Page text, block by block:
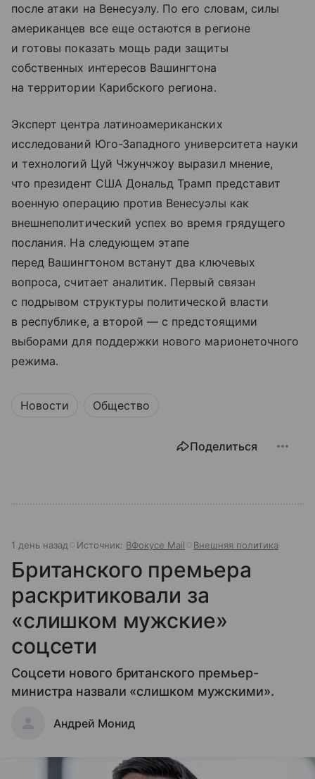
после атаки на Венесуэлу. По его словам, силы
американцев все еще остаются в регионе
и готовы показать мощь ради защиты
собственных интересов Вашингтона
на территории Карибского региона.
Эксперт центра латиноамериканских
исследований Юго-Западного университета науки
и технологий Цуй Чжунчжоу выразил мнение,
что президент США Дональд Трамп представит
военную операцию против Венесуэлы как
внешнеполитический успех во время грядущего
послания. На следующем этапе
перед Вашингтоном встанут два ключевых
вопроса, считает аналитик. Первый связан
с подрывом структуры политической власти
в республике, а второй — с предстоящими
выборами для поддержки нового марионеточного
режима.
Новости Общество
Поделиться
1 день назад Источник: ВФокусе Mail Внешняя политика
Британского премьера
раскритиковали за
«слишком мужские»
соцсети
Соцсети нового британского премьер-
министра назвали «слишком мужскими».
Андрей Монид